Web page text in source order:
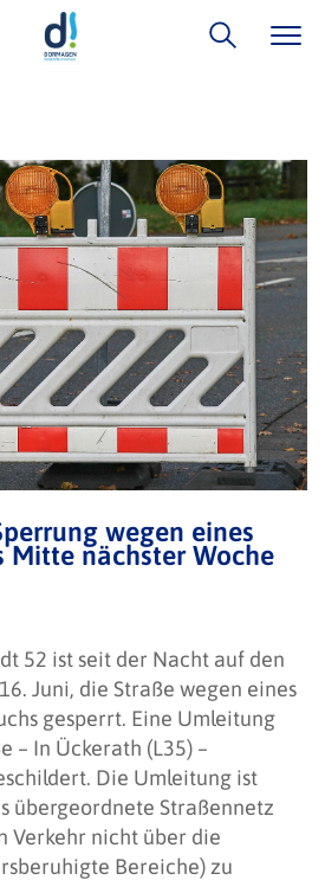
wegen eines
Mitte nächster Woche
52 ist seit der Nacht auf den
Juni, die Straße wegen eines
gesperrt. Eine Umleitung
– In Ückerath (L35) –
Die Umleitung ist
übergeordnete Straßennetz
Verkehr nicht über die
Bereiche) zu